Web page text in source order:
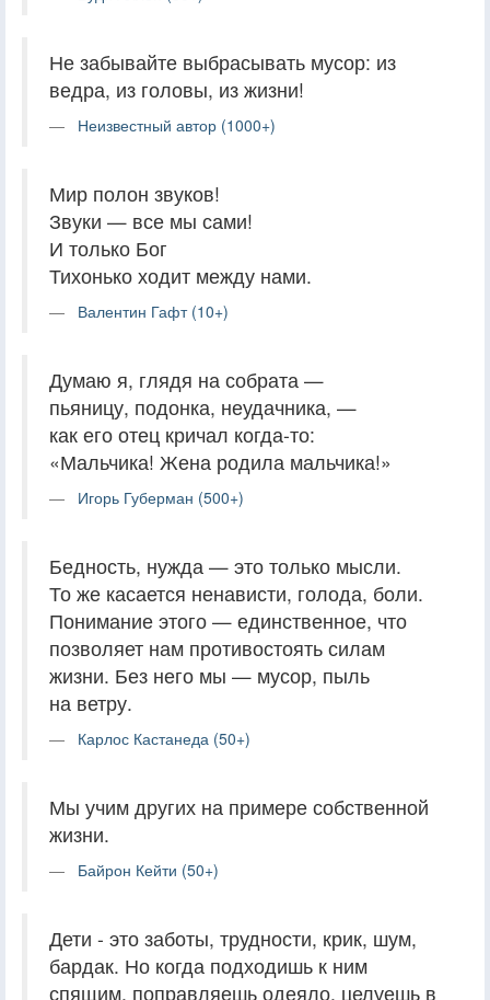
Не забывайте выбрасывать мусор: из
ведра, из головы, из жизни!
Неизвестный автор (1000+)
Мир полон звуков!
Звуки — все мы сами!
И только Бог
Тихонько ходит между нами.
Валентин Гафт (10+)
Думаю я, глядя на собрата —
пьяницу, подонка, неудачника, —
как его отец кричал когда-то:
«Мальчика! Жена родила мальчика!»
Игорь Губерман (500+)
Бедность, нужда — это только мысли.
То же касается ненависти, голода, боли.
Понимание этого — единственное, что
позволяет нам противостоять силам
жизни. Без него мы — мусор, пыль
на ветру.
Карлос Кастанеда (50+)
Мы учим других на примере собственной
жизни.
Байрон Кейти (50+)
Дети - это заботы, трудности, крик, шум,
бардак. Но когда подходишь к ним
спящим, поправляешь одеяло, целуешь в